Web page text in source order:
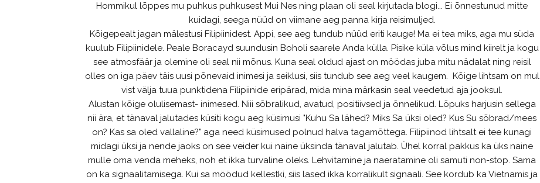
Hommikul lõppes mu puhkus puhkusest Mui Nes ning plaan oli seal kirjutada blogi... Ei õnnestunud mitte
kuidagi, seega nüüd on viimane aeg panna kirja reisimuljed.
Kõigepealt jagan mälestusi Filipiinidest. Appi, see aeg tundub nüüd eriti kauge! Ma ei tea miks, aga mu süda
kuulub Filipiinidele. Peale Boracayd suundusin Boholi saarele Anda külla. Pisike küla võlus mind kiirelt ja kogu
see atmosfäär ja olemine oli seal nii mõnus. Kuna seal oldud ajast on möödas juba mitu nädalat ning reisil
olles on iga päev täis uusi põnevaid inimesi ja seiklusi, siis tundub see aeg veel kaugem. Kõige lihtsam on mul
vist välja tuua punktidena Filipiinide eripärad, mida mina märkasin seal veedetud aja jooksul.
Alustan kõige olulisemast- inimesed. Niii sõbralikud, avatud, positiivsed ja õnnelikud. Lõpuks harjusin sellega
nii ära, et tänaval jalutades küsiti kogu aeg küsimusi "Kuhu Sa lähed? Miks Sa üksi oled? Kus Su sõbrad/mees
on? Kas sa oled vallaline?" aga need küsimused polnud halva tagamõttega. Filipiinod lihtsalt ei tee kunagi
midagi üksi ja nende jaoks on see veider kui naine üksinda tänaval jalutab. Ühel korral pakkus ka üks naine
mulle oma venda meheks, noh et ikka turvaline oleks. Lehvitamine ja naeratamine oli samuti non-stop. Sama
on ka signaalitamisega. Kui sa möödud kellestki, siis lased ikka korralikult signaali. See kordub ka Vietnamis ja